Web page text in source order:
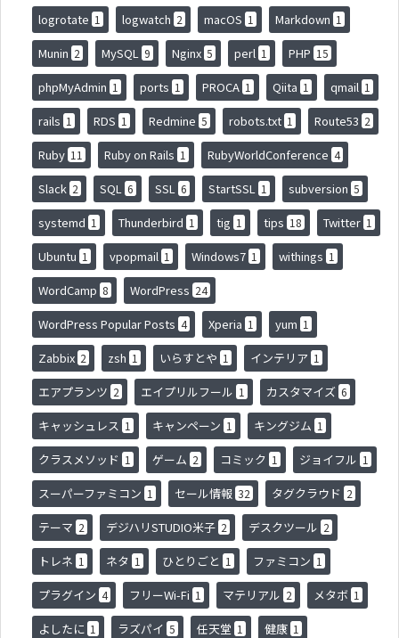
logrotate 1 logwatch 2 macOS 1 Markdown 1
Munin 2 MySQL 9 Nginx 5 perl 1 PHP 15
phpMyAdmin 1 ports 1 PROCA 1 Qiita 1 qmail 1
rails 1 RDS 1 Redmine 5 robots.txt 1 Route53 2
Ruby 11 Ruby on Rails 1 RubyWorldConference 4
Slack 2 SQL 6 SSL 6 StartSSL 1 subversion 5
systemd 1 Thunderbird 1 tig 1 tips 18 Twitter 1
Ubuntu 1 vpopmail 1 Windows7 1 withings 1
WordCamp 8 WordPress 24
WordPress Popular Posts 4 Xperia 1 yum 1
Zabbix 2 zsh 1 いらすとや 1 インテリア 1
エアプランツ 2 エイプリルフール 1 カスタマイズ 6
キャッシュレス 1 キャンペーン 1 キングジム 1
クラスメソッド 1 ゲーム 2 コミック 1 ジョイフル 1
スーパーファミコン 1 セール情報 32 タグクラウド 2
テーマ 2 デジハリSTUDIO米子 2 デスクツール 2
トレネ 1 ネタ 1 ひとりごと 1 ファミコン 1
プラグイン 4 フリーWi-Fi 1 マテリアル 2 メタボ 1
よしたに 1 ラズパイ 5 任天堂 1 健康 1